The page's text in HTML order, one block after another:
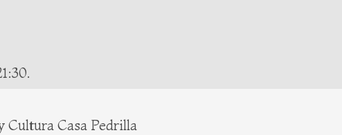
Cultura Casa Pedrilla